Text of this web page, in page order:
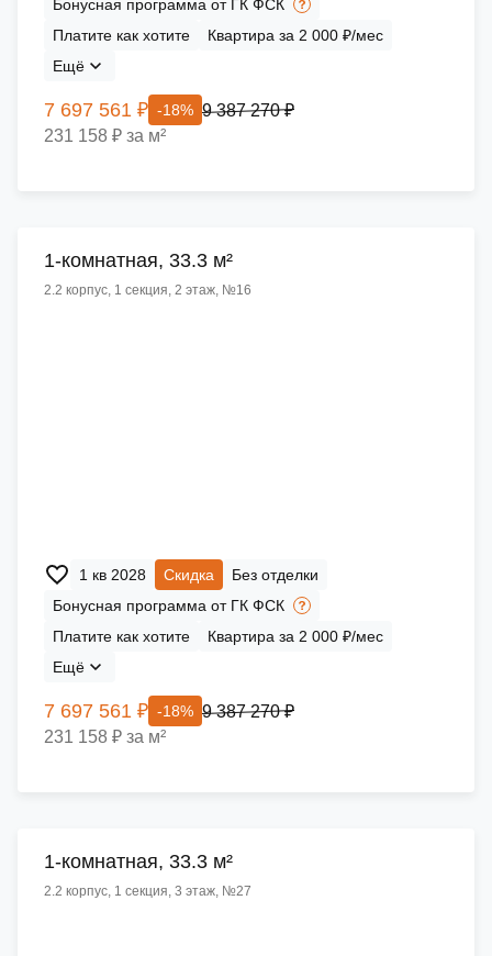
Бонусная программа от ГК ФСК
Платите как хотите
Квартира за 2 000 ₽/мес
Ещё
7 697 561 ₽ -18% 9 387 270 ₽
231 158 ₽ за м²
1-комнатная, 33.3 м²
2.2 корпус, 1 секция, 2 этаж, №16
1 кв 2028 Скидка
Без отделки
Бонусная программа от ГК ФСК
Платите как хотите
Квартира за 2 000 ₽/мес
Ещё
7 697 561 ₽ -18% 9 387 270 ₽
231 158 ₽ за м²
1-комнатная, 33.3 м²
2.2 корпус, 1 секция, 3 этаж, №27